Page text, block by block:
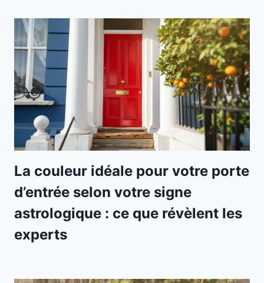
La couleur idéale pour votre porte
d’entrée selon votre signe
astrologique : ce que révèlent les
experts